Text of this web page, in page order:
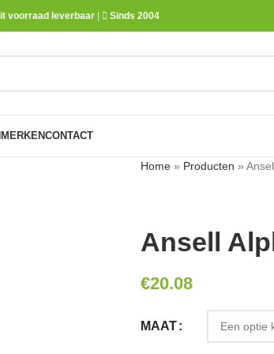
voorraad leverbaar Sinds 2004
MERKENCONTACT
Home» Producten »
Ansell
€20.08
MAAT